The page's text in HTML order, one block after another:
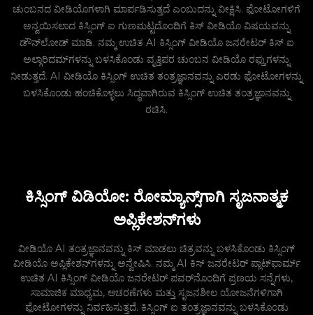
ಚುಂಬನದ ವೀಡಿಯೊಗಳಾಗಿ ಮಾರ್ಪಡಿಸುತ್ತದೆ ಎಂಬುದನ್ನು ವೀಕ್ಷಿಸಿ. ಫೋಟೋಗಳಿಗೆ
ಅನ್ವಯಿಸಲಾದ ಕಿಸ್ಸಿಂಗ್ ಐ ಗುಣಮಟ್ಟದೊಂದಿಗೆ ಕಿಸ್ ವೀಡಿಯೊ ವಿಷಯವನ್ನು
ಡೌನ್‌ಲೋಡ್ ಮಾಡಿ. ನಮ್ಮ ಉಚಿತ AI ಕಿಸ್ಸಿಂಗ್ ವೀಡಿಯೊ ಜನರೇಟರ್ ಕಿಸ್ ಐ
ಅಲ್ಗಾರಿದಮ್‌ಗಳನ್ನು ಬಳಸಿಕೊಂಡು ವೃತ್ತಿಪರ ಚುಂಬನ ವೀಡಿಯೊ ರಫ್ತುಗಳನ್ನು
ನೀಡುತ್ತದೆ. AI ವೀಡಿಯೊ ಕಿಸ್ಸಿಂಗ್ ಉಚಿತ ತಂತ್ರಜ್ಞಾನವನ್ನು ಎರಡು ಫೋಟೋಗಳನ್ನು
ಬಳಸಿಕೊಂಡು ಹಂಚಿಕೊಳ್ಳಲು ಸಿದ್ಧವಾಗಿರುವ ಕಿಸ್ಸಿಂಗ್ ಉಚಿತ ತಂತ್ರಜ್ಞಾನವನ್ನು
ರಚಿಸಿ.
ಕಿಸ್ಸಿಂಗ್ ವಿಡಿಯೋ: ರೋಮ್ಯಾನ್ಸ್‌ಗಾಗಿ ಸೃಜನಾತ್ಮಕ
ಅಪ್ಲಿಕೇಶನ್‌ಗಳು
ವೀಡಿಯೊ AI ತಂತ್ರಜ್ಞಾನವನ್ನು ಕಿಸ್ ಮಾಡಲು ಚಿತ್ರವನ್ನು ಬಳಸಿಕೊಂಡು ಕಿಸ್ಸಿಂಗ್
ವೀಡಿಯೊ ಅಪ್ಲಿಕೇಶನ್‌ಗಳನ್ನು ಅನ್ವೇಷಿಸಿ. ನಮ್ಮ AI ಕಿಸ್ ಜನರೇಟರ್ ಪ್ಲಾಟ್‌ಫಾರ್ಮ್
ಉಚಿತ AI ಕಿಸ್ಸಿಂಗ್ ವೀಡಿಯೊ ಜನರೇಟರ್ ಪವರ್‌ನೊಂದಿಗೆ ಪ್ರಣಯ ಸನ್ನೆಗಳು,
ಸಾಮಾಜಿಕ ಮಾಧ್ಯಮ, ಆಚರಣೆಗಳು ಮತ್ತು ಸೃಜನಶೀಲ ಯೋಜನೆಗಳಿಗಾಗಿ
ಫೋಟೋಗಳನ್ನು ನಿರ್ವಹಿಸುತ್ತದೆ. ಕಿಸ್ಸಿಂಗ್ ಐ ತಂತ್ರಜ್ಞಾನವನ್ನು ಬಳಸಿಕೊಂಡು